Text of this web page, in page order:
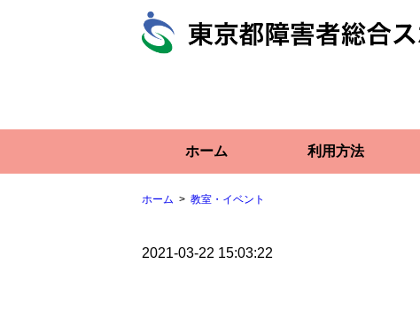
ホーム 利用方法
ホーム 教室・イベント
2021-03-22 15:03:22